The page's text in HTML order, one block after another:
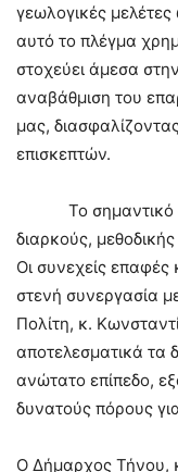
γεωλογικές
αυτό το πλέγμα
στοχεύει άμεσα
αναβάθμιση του
μας,
επισκεπτών.
Το σημαντικό
διαρκούς,
Οι συνεχείς επαφές
στενή συνεργασία
Πολίτη, κ.
αποτελεσματικά τα
ανώτατο επίπεδο,
δυνατούς πόρους
Ο Δήμαρχος Τήνου,